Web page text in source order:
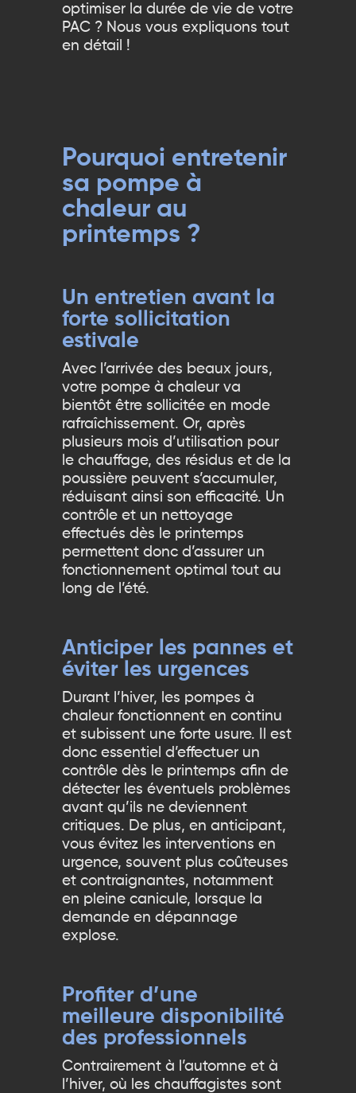
optimiser la durée de vie de votre
PAC ? Nous vous expliquons tout
en détail !
Pourquoi entretenir
sa pompe à
chaleur au
printemps ?
Un entretien avant la
forte sollicitation
estivale
Avec l’arrivée des beaux jours,
votre pompe à chaleur va
bientôt être sollicitée en mode
rafraîchissement. Or, après
plusieurs mois d’utilisation pour
le chauffage, des résidus et de la
poussière peuvent s’accumuler,
réduisant ainsi son efficacité. Un
contrôle et un nettoyage
effectués dès le printemps
permettent donc d’assurer un
fonctionnement optimal tout au
long de l’été.
Anticiper les pannes et
éviter les urgences
Durant l’hiver, les pompes à
chaleur fonctionnent en continu
et subissent une forte usure. Il est
donc essentiel d’effectuer un
contrôle dès le printemps afin de
détecter les éventuels problèmes
avant qu’ils ne deviennent
critiques. De plus, en anticipant,
vous évitez les interventions en
urgence, souvent plus coûteuses
et contraignantes, notamment
en pleine canicule, lorsque la
demande en dépannage
explose.
Profiter d’une
meilleure disponibilité
des professionnels
Contrairement à l’automne et à
l’hiver, où les chauffagistes sont